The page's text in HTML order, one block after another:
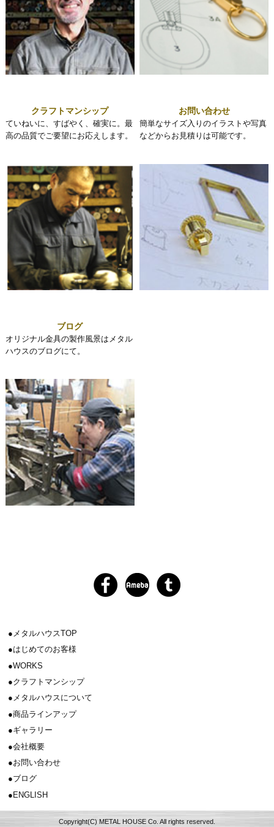
クラフトマンシップ
ていねいに、すばやく、確実に。最
高の品質でご要望にお応えします。
お問い合わせ
簡単なサイズ入りのイラストや写真
などからお見積りは可能です。
ブログ
オリジナル金具の製作風景はメタル
ハウスのブログにて。
メタルハウスTOP
はじめてのお客様
WORKS
クラフトマンシップ
メタルハウスについて
商品ラインアップ
ギャラリー
会社概要
お問い合わせ
ブログ
ENGLISH
Copyright(C) METAL HOUSE Co. All rights reserved.